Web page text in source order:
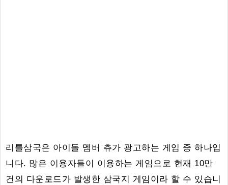
리틀삼국은 아이돌 멤버 츄가 광고하는 게임 중 하나입
니다. 많은 이용자들이 이용하는 게임으로 현재 10만
건의 다운로드가 발생한 삼국지 게임이라 할 수 있습니